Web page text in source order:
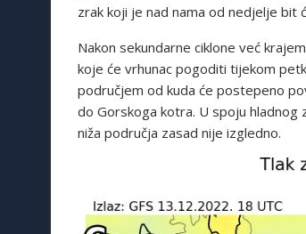
zrak koji je nad nama od nedjelje bit
Nakon sekundarne ciklone već
koje će vrhunac pogoditi tijekom
područjem od kuda će postepeno
do Gorskoga kotra. U spoju
niža područja zasad nije izgledno.